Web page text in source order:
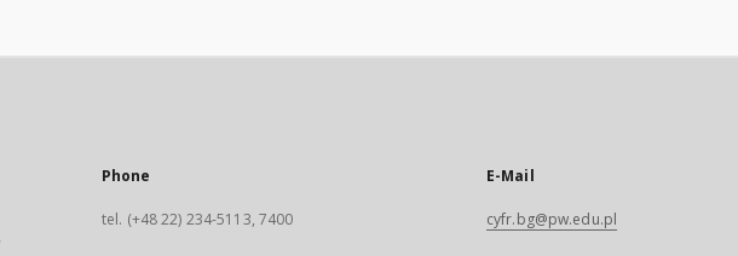
Phone
tel. (+48 22) 234-5113, 7400
E-Mail
cyfr.bg@pw.edu.pl